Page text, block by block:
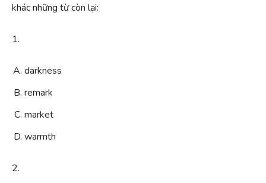
khác những từ còn lại:
1.
darkness
remark
market
warmth
2.